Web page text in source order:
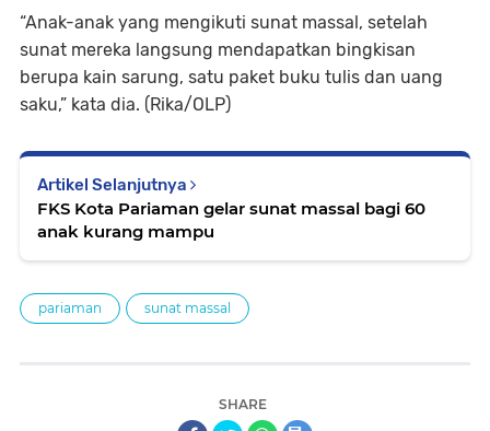
“Anak-anak yang mengikuti sunat massal, setelah
sunat mereka langsung mendapatkan bingkisan
berupa kain sarung, satu paket buku tulis dan uang
saku,” kata dia. (Rika/OLP)
Artikel Selanjutnya
FKS Kota Pariaman gelar sunat massal bagi 60
anak kurang mampu
pariaman sunat massal
SHARE